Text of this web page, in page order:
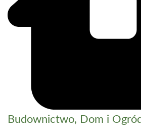
Budownictwo, Dom i Ogród